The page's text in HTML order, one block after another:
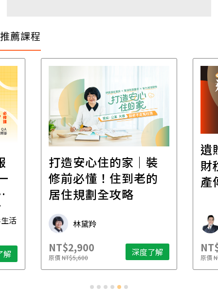
推薦課程
活
解
打造安心住的家｜裝
修前必懂！住到老的
居住規劃全攻略
林黛羚
NT$2,900
原價NT$5,600 深度了解
遺
財
產
原價